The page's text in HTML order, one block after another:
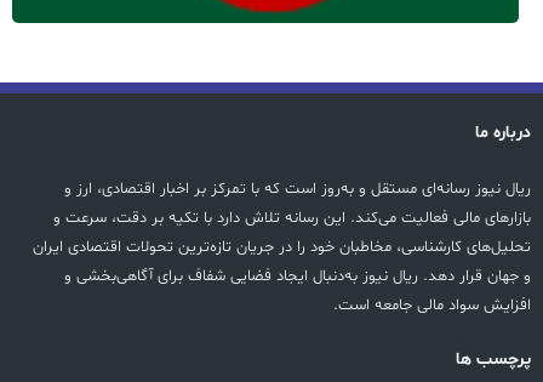
درباره ما
ریال نیوز رسانه‌ای مستقل و به‌روز است که با تمرکز بر اخبار اقتصادی، ارز و
بازارهای مالی فعالیت می‌کند. این رسانه تلاش دارد با تکیه بر دقت، سرعت و
تحلیل‌های کارشناسی، مخاطبان خود را در جریان تازه‌ترین تحولات اقتصادی ایران
و جهان قرار دهد. ریال نیوز به‌دنبال ایجاد فضایی شفاف برای آگاهی‌بخشی و
افزایش سواد مالی جامعه است.
پرچسب ها